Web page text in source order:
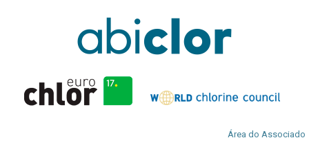
Área do Associado